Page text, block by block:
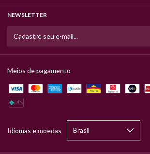
NEWSLETTER
Meios de pagamento
Idiomas e moedas